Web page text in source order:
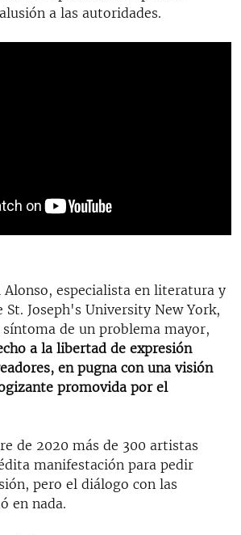
a las autoridades.
Alonso, especialista en literatura y
St. Joseph's University New York,
de un problema mayor,
a la libertad de expresión
en pugna con una visión
promovida por el
de 2020 más de 300 artistas
manifestación para pedir
pero el diálogo con las
en nada.